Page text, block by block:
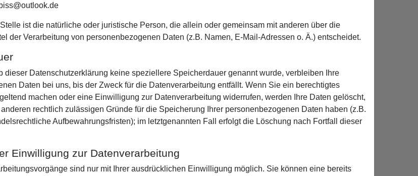
ist die natürliche oder juristische Person, die allein oder gemeinsam mit anderen über die
der Verarbeitung von personenbezogenen Daten (z.B. Namen, E-Mail-Adressen o. Ä.) entscheidet.
dieser Datenschutzerklärung keine speziellere Speicherdauer genannt wurde, verbleiben Ihre
Daten bei uns, bis der Zweck für die Datenverarbeitung entfällt. Wenn Sie ein berechtigtes
machen oder eine Einwilligung zur Datenverarbeitung widerrufen, werden Ihre Daten gelöscht,
rechtlich zulässigen Gründe für die Speicherung Ihrer personenbezogenen Daten haben (z.B.
Aufbewahrungsfristen); im letztgenannten Fall erfolgt die Löschung nach Fortfall dieser
Einwilligung zur Datenverarbeitung
sind nur mit Ihrer ausdrücklichen Einwilligung möglich. Sie können eine bereits